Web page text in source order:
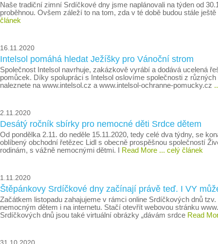
Naše tradiční zimní Srdíčkové dny jsme naplánovali na týden od
proběhnou. Ovšem záleží to na tom, zda v té době budou stále
článek
16.11.2020
Intelsol pomáhá hledat Ježíšky pro Vánoční strom
Společnost Intelsol navrhuje, zakázkově vyrábí a dodává ucelená
pomůcek. Díky spolupráci s Intelsol oslovíme společnosti z
naleznete na www.intelsol.cz a www.intelsol-ochranne-pomucky.cz
2.11.2020
Desátý ročník sbírky pro nemocné děti Srdce dětem
Od pondělka 2.11. do neděle 15.11.2020, tedy celé dva týdny, se
oblíbený obchodní řetězec Lidl s obecně prospěšnou společností
rodinám, s vážně nemocnými dětmi. I Read More ... celý článek
1.11.2020
Štěpánkovy Srdíčkové dny začínají právě teď. I VY
Začátkem listopadu zahajujeme v rámci online Srdíčkových dnů
nemocným dětem i na internetu. Stačí otevřít webovou stránku
Srdíčkových dnů jsou také virtuální obrázky „dávám srdce Read